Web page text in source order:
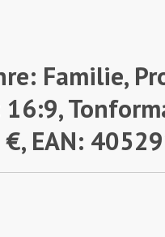
Familie,
€, EAN: